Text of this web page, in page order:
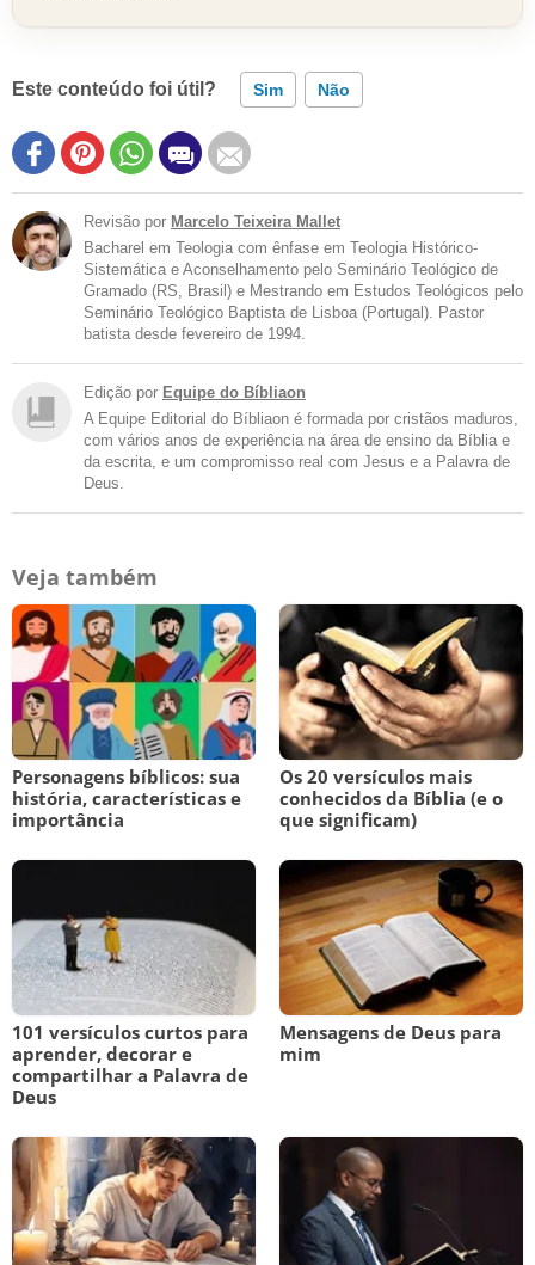
Este conteúdo foi útil? Sim Não
Revisão por Marcelo Teixeira Mallet
Bacharel em Teologia com ênfase em Teologia Histórico-
Sistemática e Aconselhamento pelo Seminário Teológico de
Gramado (RS, Brasil) e Mestrando em Estudos Teológicos pelo
Seminário Teológico Baptista de Lisboa (Portugal). Pastor
batista desde fevereiro de 1994.
Edição por Equipe do Bíbliaon
A Equipe Editorial do Bíbliaon é formada por cristãos maduros,
com vários anos de experiência na área de ensino da Bíblia e
da escrita, e um compromisso real com Jesus e a Palavra de
Deus.
Veja também
Personagens bíblicos: sua
história, características e
importância
Os 20 versículos mais
conhecidos da Bíblia (e o
que significam)
101 versículos curtos para
aprender, decorar e
compartilhar a Palavra de
Deus
Mensagens de Deus para
mim